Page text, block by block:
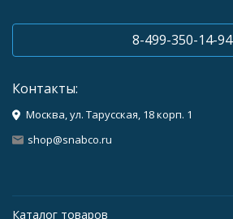
8-499-350-14-94
Контакты:
Москва, ул. Тарусская, 18 корп. 1
shop@snabco.ru
Каталог товаров